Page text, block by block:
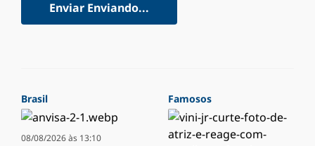
Enviar Enviando...
Brasil
08/08/2026 às 13:10
Famosos